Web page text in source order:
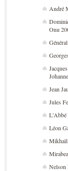
André
Onu
Jean
Jules
L'Abbé
Léon
Mikhaïl
Nelson